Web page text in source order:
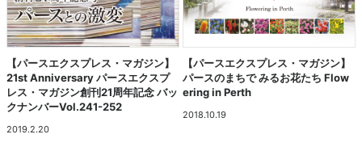
【パースエクスプレス・マガジン】
21st Anniversary パースエクスプ
レス・マガジン創刊21周年記念 バッ
クナンバーVol.241-252
2019.2.20
【パースエクスプレス・マガジン】
パースのまちで みるお花たち Flow
ering in Perth
2018.10.19